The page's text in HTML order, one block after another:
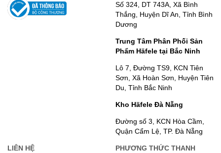
Số 324, DT 743A, Xã Bình
Thắng, Huyện Dĩ An, Tỉnh Bình
Dương
Trung Tâm Phân Phối Sản
Phẩm Häfele tại Bắc Ninh
Lô 7, Đường TS9, KCN Tiên
Sơn, Xã Hoàn Sơn, Huyện Tiên
Du, Tỉnh Bắc Ninh
Kho Häfele Đà Nẵng
Đường số 3, KCN Hòa Cầm,
Quận Cẩm Lệ, TP. Đà Nẵng
LIÊN HỆ
PHƯƠNG THỨC THANH